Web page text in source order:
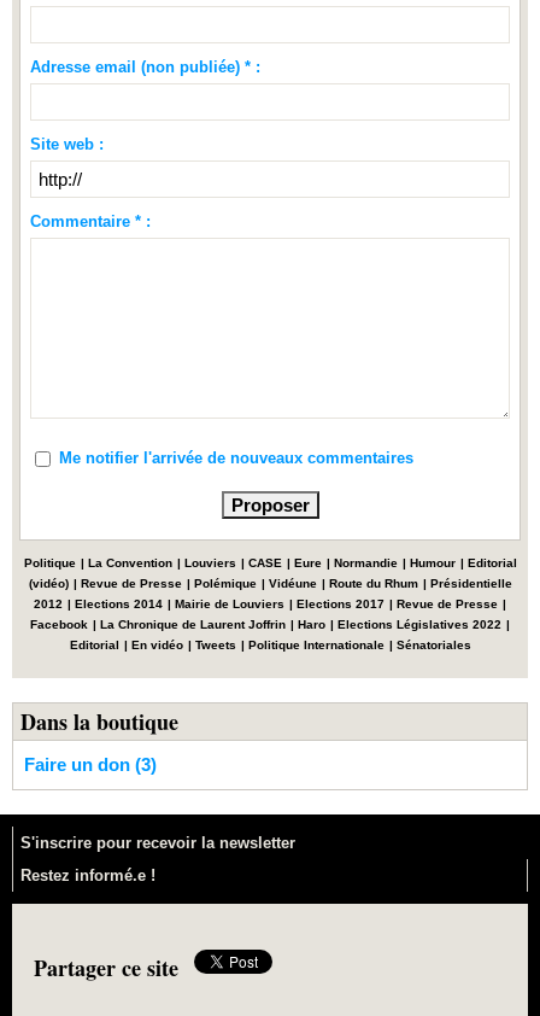
Adresse email (non publiée) * :
Site web :
Commentaire * :
Me notifier l'arrivée de nouveaux commentaires
Politique La Convention Louviers CASE Eure Normandie Humour
Editorial
(vidéo)
Revue de Presse Polémique Vidéune Route du Rhum
Présidentielle
2012
Elections 2014 Mairie de Louviers Elections 2017 Revue de Presse
Facebook
La Chronique de Laurent Joffrin Haro Elections Législatives 2022
Editorial
En vidéo Tweets Politique Internationale Sénatoriales
Dans la boutique
Faire un don (3)
S'inscrire pour recevoir la newsletter
Restez informé.e !
Partager ce site